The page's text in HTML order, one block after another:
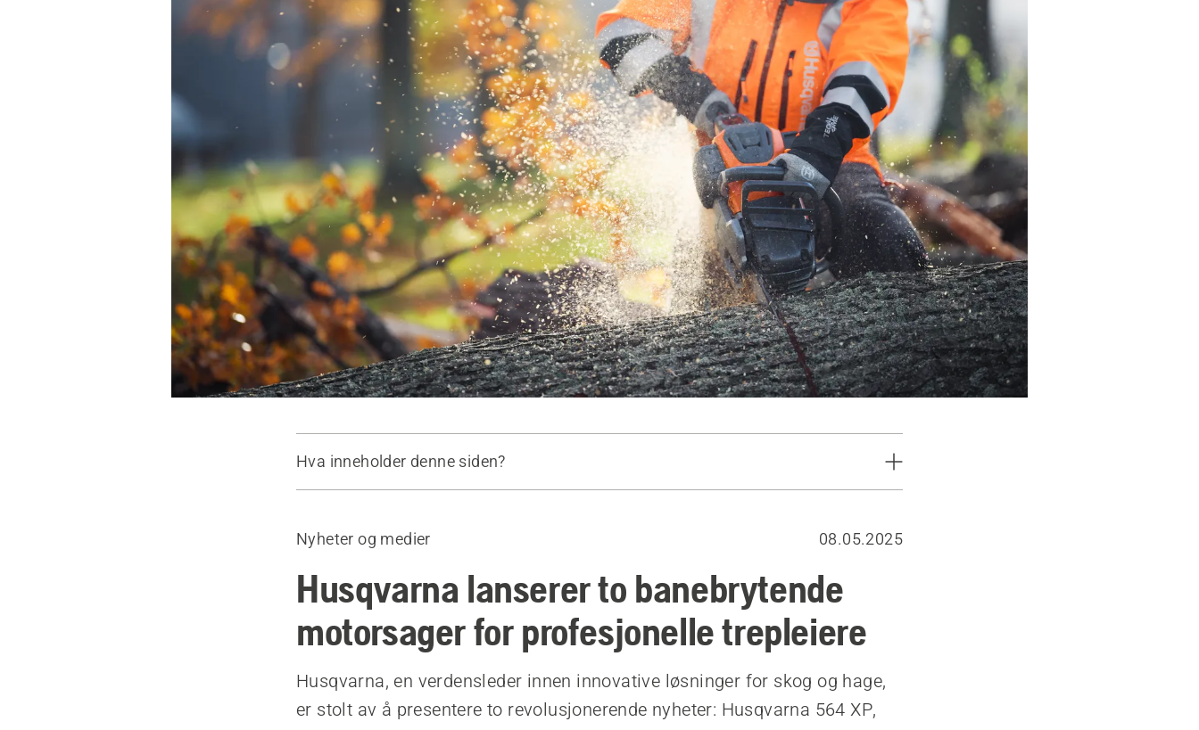
Hva inneholder denne siden?
Informasjon 564 XP
Tekniske spesifikasjoner
Nyheter og medier 08.05.2025
Husqvarna lanserer to banebrytende
motorsager for profesjonelle trepleiere
Husqvarna, en verdensleder innen innovative løsninger for skog og hage,
er stolt av å presentere to revolusjonerende nyheter: Husqvarna 564 XP,